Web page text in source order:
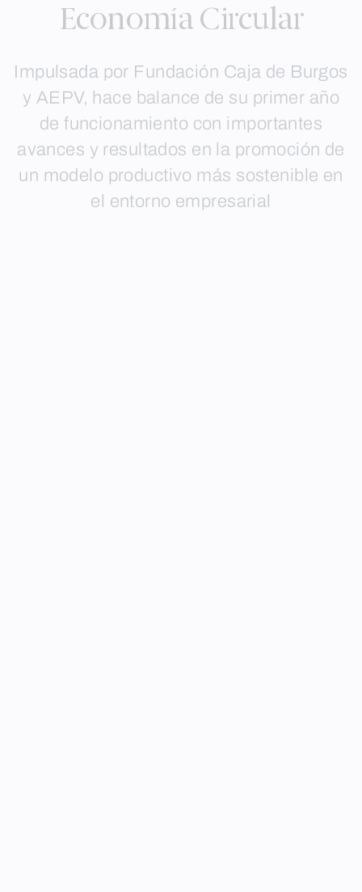
Economía Circular
Impulsada por Fundación Caja de Burgos
y AEPV, hace balance de su primer año
de funcionamiento con importantes
avances y resultados en la promoción de
un modelo productivo más sostenible en
el entorno empresarial